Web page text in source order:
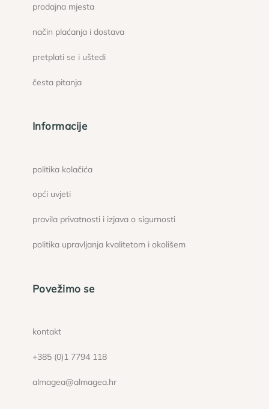
prodajna mjesta
način plaćanja i dostava
pretplati se i uštedi
česta pitanja
Informacije
politika kolačića
opći uvjeti
pravila privatnosti i izjava o sigurnosti
politika upravljanja kvalitetom i okolišem
Povežimo se
kontakt
+385 (0)1 7794 118
almagea@almagea.hr